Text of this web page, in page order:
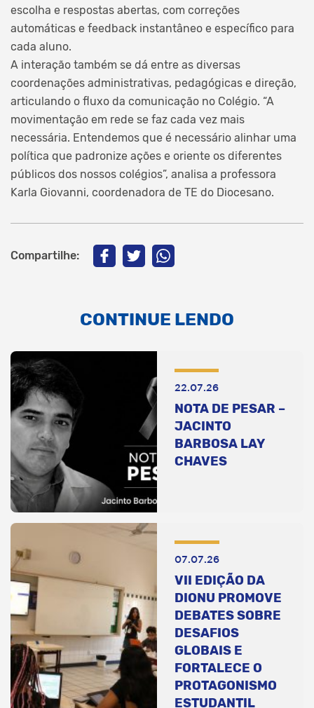
escolha e respostas abertas, com correções
automáticas e feedback instantâneo e específico para
cada aluno.
A interação também se dá entre as diversas
coordenações administrativas, pedagógicas e direção,
articulando o fluxo da comunicação no Colégio. “A
movimentação em rede se faz cada vez mais
necessária. Entendemos que é necessário alinhar uma
política que padronize ações e oriente os diferentes
públicos dos nossos colégios”, analisa a professora
Karla Giovanni, coordenadora de TE do Diocesano.
Compartilhe:
CONTINUE LENDO
22.07.26
NOTA DE PESAR –
JACINTO
BARBOSA LAY
CHAVES
07.07.26
VII EDIÇÃO DA
DIONU PROMOVE
DEBATES SOBRE
DESAFIOS
GLOBAIS E
FORTALECE O
PROTAGONISMO
ESTUDANTIL